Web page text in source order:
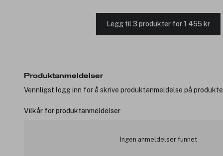
Legg til 3 produkter for 1 455 kr
Produktanmeldelser
Vennligst logg inn for å skrive produktanmeldelse på
Vilkår for produktanmeldelser
Ingen anmeldelser funnet